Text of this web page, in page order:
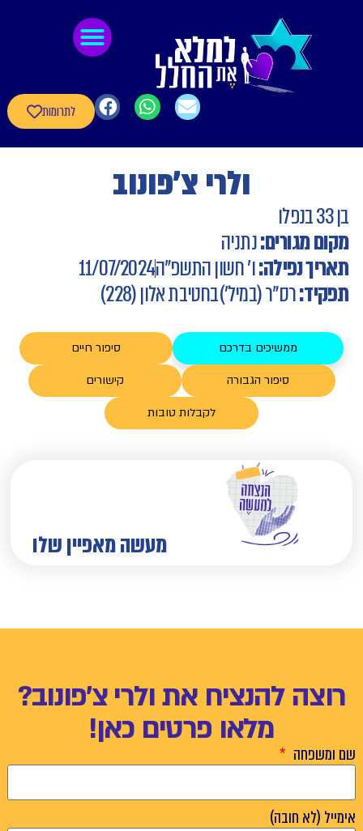
לתרומות
ולרי צ׳פונוב
נתניה
נפילה:ו' חשון התשפ"ה11/07/2024
רס"ר (במיל')בחטיבת אלון (228)
ממשיכים בדרכם סיפור חיים
סיפור הגבורה
לקבלות טובות
מעשה מאפיין שלו
להנציח את ולרי צ׳פונוב?
מלאו פרטים כאן!
חובה)